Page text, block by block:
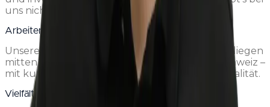
uns nicht.
Arbeiten in der Ostschweiz
Unsere Standorte in Kriessern und Domat/Ems liegen
mitten in einer der schönsten Regionen der Schweiz –
mit kurzen Arbeitswegen und hoher Lebensqualität.
Vielfältige Projekte